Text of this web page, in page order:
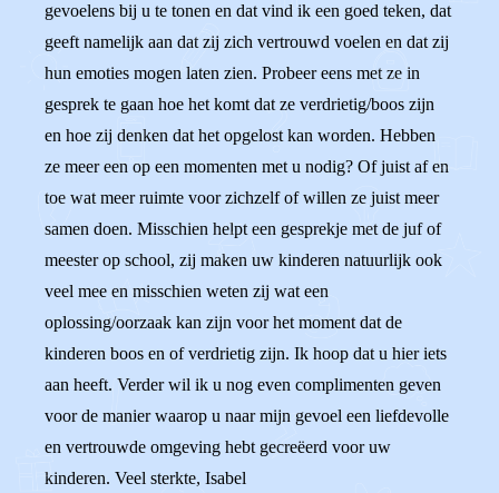
gevoelens bij u te tonen en dat vind ik een goed teken, dat
geeft namelijk aan dat zij zich vertrouwd voelen en dat zij
hun emoties mogen laten zien. Probeer eens met ze in
gesprek te gaan hoe het komt dat ze verdrietig/boos zijn
en hoe zij denken dat het opgelost kan worden. Hebben
ze meer een op een momenten met u nodig? Of juist af en
toe wat meer ruimte voor zichzelf of willen ze juist meer
samen doen. Misschien helpt een gesprekje met de juf of
meester op school, zij maken uw kinderen natuurlijk ook
veel mee en misschien weten zij wat een
oplossing/oorzaak kan zijn voor het moment dat de
kinderen boos en of verdrietig zijn. Ik hoop dat u hier iets
aan heeft. Verder wil ik u nog even complimenten geven
voor de manier waarop u naar mijn gevoel een liefdevolle
en vertrouwde omgeving hebt gecreëerd voor uw
kinderen. Veel sterkte, Isabel